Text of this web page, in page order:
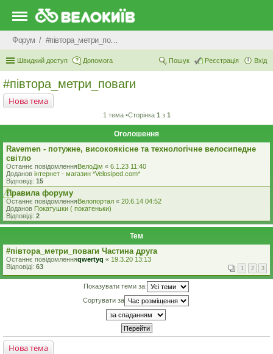
Форум #‎пiвтора_метри_поваги‬
Швидкий доступ Допомога Вхід
Реєстрація
Пошук
#‎пiвтора_метри_поваги‬
Нова тема
1 тема •Сторінка 1 з 1
Оголошення
Ravemen - потужне, високоякісне та технологічне велосипедне
світло
Останнє повідомленняВелоДім « 6.1.23 11:40
Доданов iнтернет - магазин *Velosiped.com*
Відповіді: 15
Правила форуму
Останнє повідомленняВелопортал « 20.6.14 04:52
Доданов Покатушки ( покатеньки)
Відповіді: 2
Тем
#‎півтора_метри_поваги Частина друга
Останнє повідомленняqwertyq « 19.3.20 13:13
Відповіді: 63 1 2 3
Показувати теми за:
Сортувати за
Нова тема